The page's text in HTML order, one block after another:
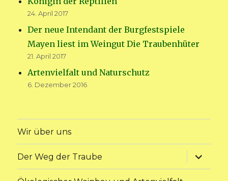
24. April 2017
Der neue Intendant der Burgfestspiele
Mayen liest im Weingut Die Traubenhüter
21. April 2017
Artenvielfalt und Naturschutz
6. Dezember 2016
Wir über uns
Der Weg der Traube